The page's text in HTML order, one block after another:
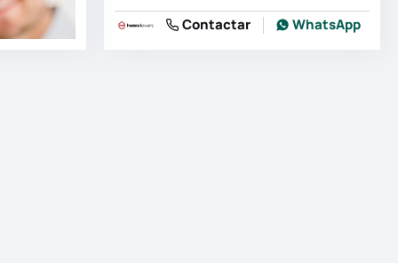
Contactar
WhatsApp